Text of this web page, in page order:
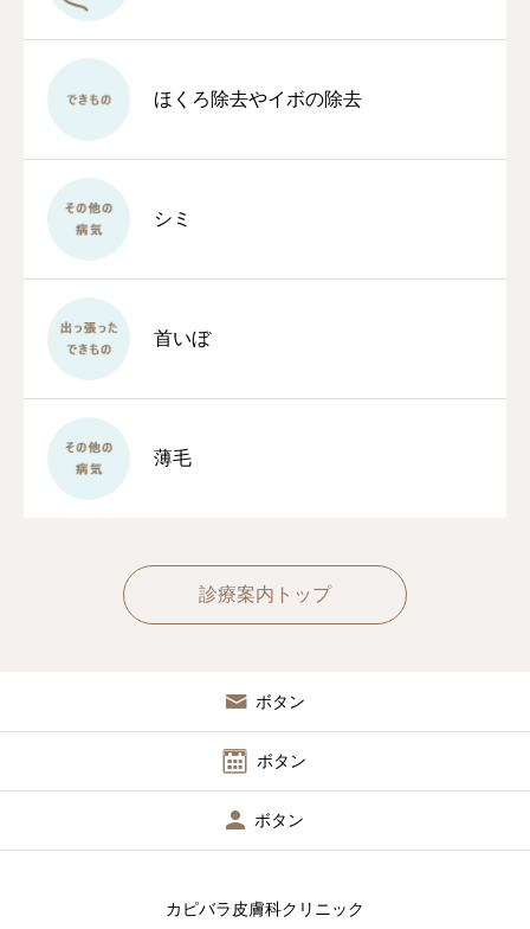
ほくろ除去やイボの除去
シミ
首いぼ
薄毛
診療案内トップ
ボタン
ボタン
ボタン
カピバラ皮膚科クリニック